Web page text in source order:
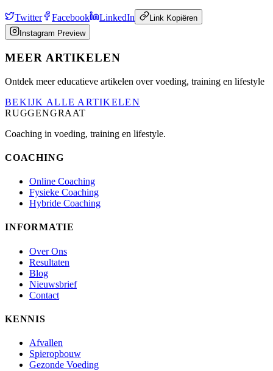
Twitter Facebook LinkedIn
Link Kopiëren
Instagram Preview
MEER ARTIKELEN
Ontdek meer educatieve artikelen over voeding, training en lifestyle
BEKIJK ALLE ARTIKELEN
RUGGENGRAAT
Coaching in voeding, training en lifestyle.
COACHING
Online Coaching
Fysieke Coaching
Hybride Coaching
INFORMATIE
Over Ons
Resultaten
Blog
Nieuwsbrief
Contact
KENNIS
Afvallen
Spieropbouw
Gezonde Voeding